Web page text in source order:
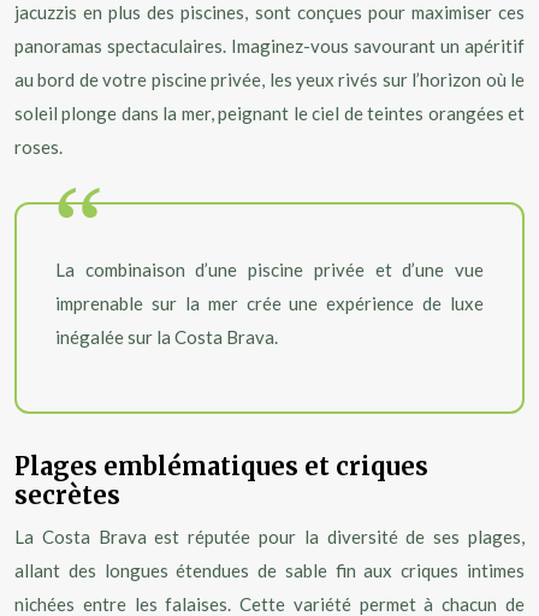
jacuzzis en plus des piscines, sont conçues pour maximiser ces
panoramas spectaculaires. Imaginez-vous savourant un apéritif
au bord de votre piscine privée, les yeux rivés sur l’horizon où le
soleil plonge dans la mer, peignant le ciel de teintes orangées et
roses.
La combinaison d’une piscine privée et d’une vue
imprenable sur la mer crée une expérience de luxe
inégalée sur la Costa Brava.
Plages emblématiques et criques
secrètes
La Costa Brava est réputée pour la diversité de ses plages,
allant des longues étendues de sable fin aux criques intimes
nichées entre les falaises. Cette variété permet à chacun de